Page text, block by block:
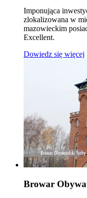
Imponująca
zlokalizowana w
mazowieckim
Excellent.
Dowiedz się więcej
Browar